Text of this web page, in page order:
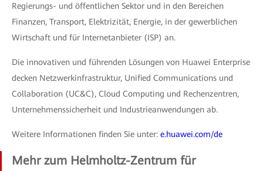
Regierungs- und öffentlichen Sektor und in den Bereichen
Finanzen, Transport, Elektrizität, Energie, in der gewerblichen
Wirtschaft und für Internetanbieter (ISP) an.
Die innovativen und führenden Lösungen von Huawei Enterprise
decken Netzwerkinfrastruktur, Unified Communications und
Collaboration (UC&C), Cloud Computing und Rechenzentren,
Unternehmenssicherheit und Industrieanwendungen ab.
Weitere Informationen finden Sie unter: e.huawei.com/de
Mehr zum Helmholtz-Zentrum für